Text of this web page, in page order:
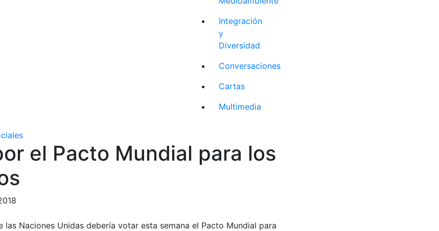
Integración
y
Diversidad
Conversaciones
Cartas
Multimedia
el Pacto Mundial para los
las Naciones Unidas debería votar esta semana el Pacto Mundial para